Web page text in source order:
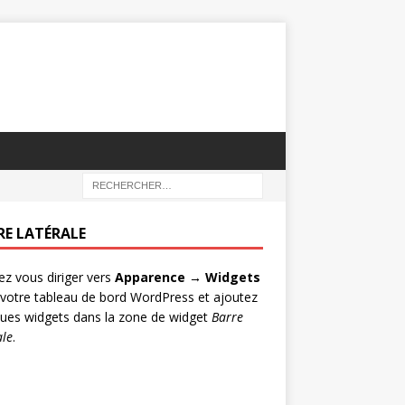
LATÉRALE
vous diriger vers Apparence → Widgets
tableau de bord WordPress et ajoutez
widgets dans la zone de widget Barre
.